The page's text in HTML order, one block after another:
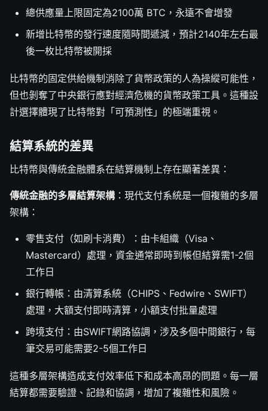
總供應量上限固定為2100萬 BTC，永遠不會增發
新增比特幣的發行速度隨時間遞減，預計2140年左右最
後一枚比特幣被開採
比特幣的固定供給機制消除了貨幣政策的人為操縱可能性，
但也剝奪了中央銀行應對經濟危機的貨幣政策工具。這種設
計選擇體現了比特幣對「可預測性」的極端重視。
結算系統的差異
比特幣與傳統金融體系在結算機制上存在顯著差異：
傳統金融的多層結算架構：現代支付系統是一個複雜的多層
架構：
零售支付（如刷卡消費）：由卡組織（Visa、
Mastercard）處理，資金通常即時到帳但結算需1-2個
工作日
銀行轉帳：由清算系統（CHIPS、Fedwire、SWIFT）
處理，大額支付即時清算，小額支付批量處理
跨境支付：由SWIFT網路協調，涉及多個中間銀行，每
筆交易可能需要2-5個工作日
這種多層架構造成支付效率低下和成本高昂的問題。每一層
結算都需要驗證、記錄和協調，增加了複雜性和風險。